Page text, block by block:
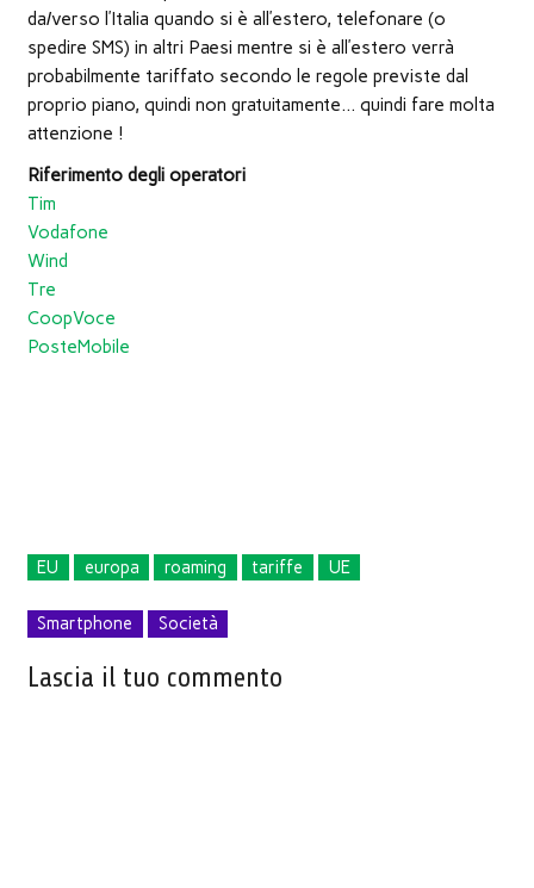
da/verso l’Italia quando si è all’estero, telefonare (o
spedire SMS) in altri Paesi mentre si è all’estero verrà
probabilmente tariffato secondo le regole previste dal
proprio piano, quindi non gratuitamente… quindi fare molta
attenzione !
Riferimento degli operatori
Tim
Vodafone
Wind
Tre
CoopVoce
PosteMobile
EU europa roaming tariffe UE
Smartphone Società
Lascia il tuo commento